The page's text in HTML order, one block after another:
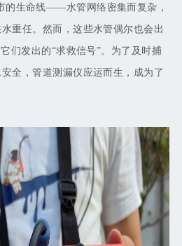
生命线——水管网络密集而复杂，
重任。然而，这些水管偶尔也会出
们发出的“求救信号”。为了及时捕
全，管道测漏仪应运而生，成为了